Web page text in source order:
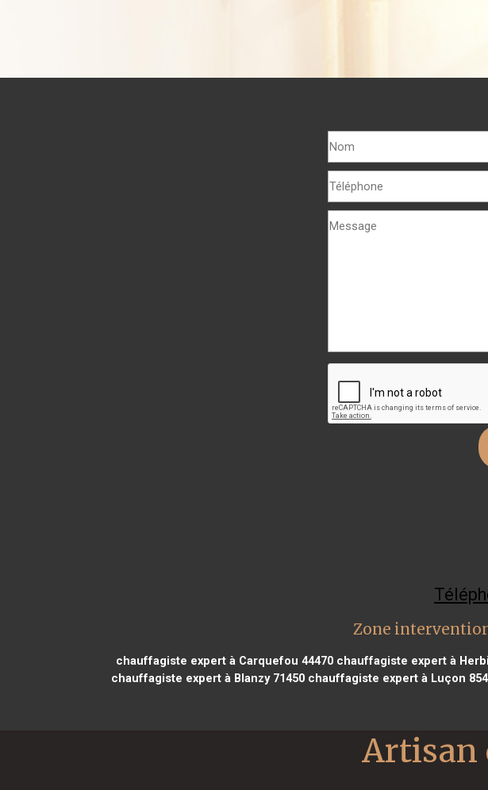
Zone
chauffagiste expert à Carquefou 44470chauffagiste expert à
chauffagiste expert à Blanzy 71450 chauffagiste expert à Luçon
Artisan